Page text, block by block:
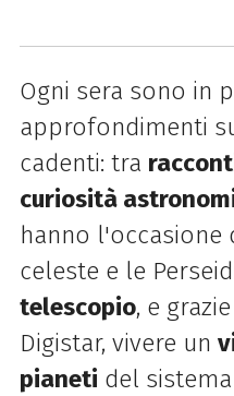
Ogni sera sono in
approfondimenti
cadenti: tra
curiosità
hanno l'occasione
celeste e le
telescopio, e
Digistar, vivere un
pianeti del